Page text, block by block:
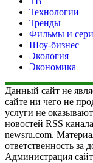
Технологии
Тренды
Фильмы и
Шоу-бизнес
Экология
Экономика
Данный сайт не
сайте ни чего не
услуги не
новостей RSS
newsru.com.
ответственность за
Администрация